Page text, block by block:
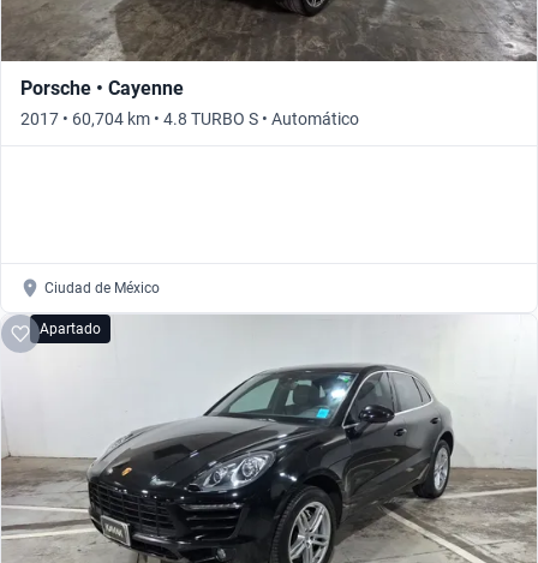
Porsche • Cayenne
2017 • 60,704 km • 4.8 TURBO S • Automático
Ciudad de México
Apartado